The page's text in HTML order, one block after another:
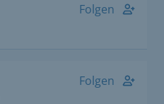
Folgen
Folgen